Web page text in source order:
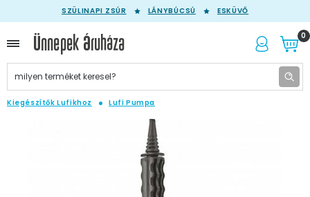
SZÜLINAPI ZSÚR LÁNYBÚCSÚ ESKÜVŐ
0
Kiegészítők Lufikhoz Lufi Pumpa